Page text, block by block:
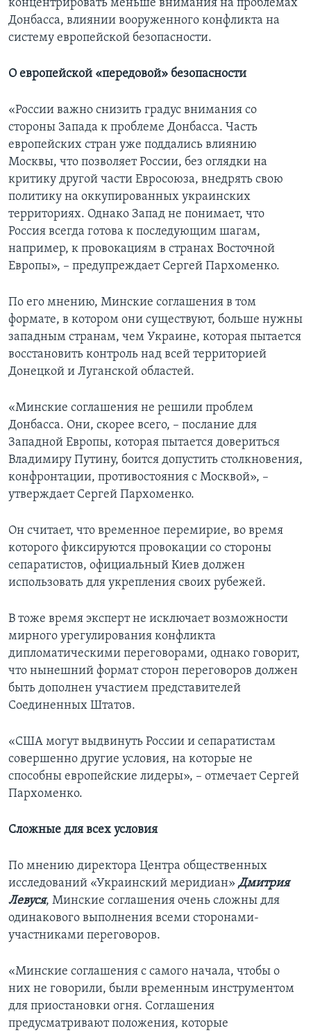
концентрировать меньше внимания на проблемах
Донбасса, влиянии вооруженного конфликта на
систему европейской безопасности.
О европейской «передовой» безопасности
«России важно снизить градус внимания со
стороны Запада к проблеме Донбасса. Часть
европейских стран уже поддались влиянию
Москвы, что позволяет России, без оглядки на
критику другой части Евросоюза, внедрять свою
политику на оккупированных украинских
территориях. Однако Запад не понимает, что
Россия всегда готова к последующим шагам,
например, к провокациям в странах Восточной
Европы», – предупреждает Сергей Пархоменко.
По его мнению, Минские соглашения в том
формате, в котором они существуют, больше нужны
западным странам, чем Украине, которая пытается
восстановить контроль над всей территорией
Донецкой и Луганской областей.
«Минские соглашения не решили проблем
Донбасса. Они, скорее всего, – послание для
Западной Европы, которая пытается довериться
Владимиру Путину, боится допустить столкновения,
конфронтации, противостояния с Москвой», –
утверждает Сергей Пархоменко.
Он считает, что временное перемирие, во время
которого фиксируются провокации со стороны
сепаратистов, официальный Киев должен
использовать для укрепления своих рубежей.
В тоже время эксперт не исключает возможности
мирного урегулирования конфликта
дипломатическими переговорами, однако говорит,
что нынешний формат сторон переговоров должен
быть дополнен участием представителей
Соединенных Штатов.
«США могут выдвинуть России и сепаратистам
совершенно другие условия, на которые не
способны европейские лидеры», – отмечает Сергей
Пархоменко.
Сложные для всех условия
По мнению директора Центра общественных
исследований «Украинский меридиан» Дмитрия
Левуся, Минские соглашения очень сложны для
одинакового выполнения всеми сторонами-
участниками переговоров.
«Минские соглашения с самого начала, чтобы о
них не говорили, были временным инструментом
для приостановки огня. Соглашения
предусматривают положения, которые